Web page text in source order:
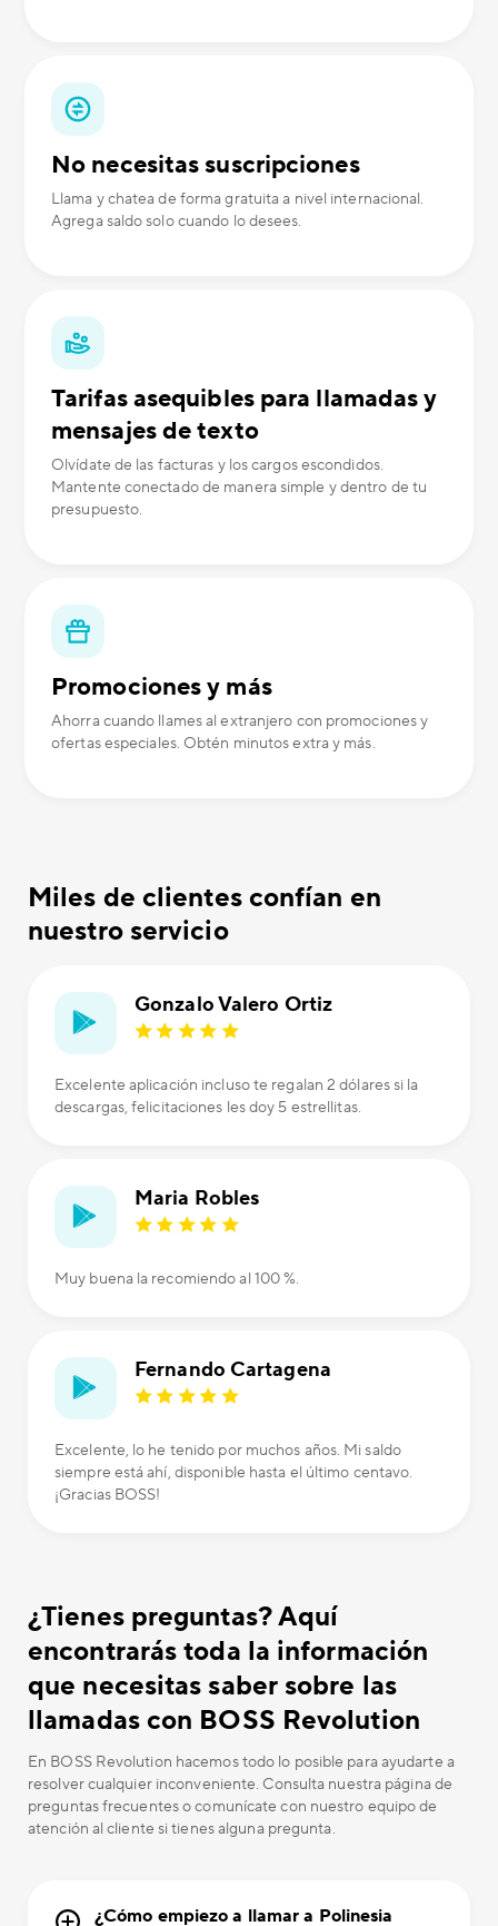
No necesitas suscripciones
Llama y chatea de forma gratuita a nivel internacional.
Agrega saldo solo cuando lo desees.
Tarifas asequibles para llamadas y
mensajes de texto
Olvídate de las facturas y los cargos escondidos.
Mantente conectado de manera simple y dentro de tu
presupuesto.
Promociones y más
Ahorra cuando llames al extranjero con promociones y
ofertas especiales. Obtén minutos extra y más.
Miles de clientes confían en
nuestro servicio
Gonzalo Valero Ortiz
Excelente aplicación incluso te regalan 2 dólares si la
descargas, felicitaciones les doy 5 estrellitas.
Maria Robles
Muy buena la recomiendo al 100 %.
Fernando Cartagena
Excelente, lo he tenido por muchos años. Mi saldo
siempre está ahí, disponible hasta el último centavo.
¡Gracias BOSS!
¿Tienes preguntas? Aquí
encontrarás toda la información
que necesitas saber sobre las
llamadas con BOSS Revolution
En BOSS Revolution hacemos todo lo posible para ayudarte a
resolver cualquier inconveniente. Consulta nuestra página de
preguntas frecuentes o comunícate con nuestro equipo de
atención al cliente si tienes alguna pregunta.
¿Cómo empiezo a llamar a Polinesia